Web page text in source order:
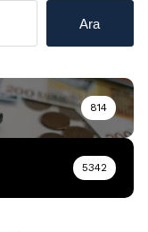
Ara
814
5342